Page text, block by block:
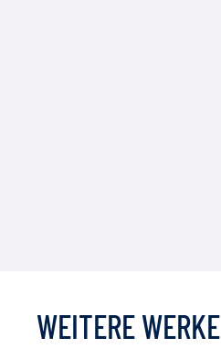
WEITERE WERKE